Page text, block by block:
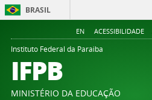
BRASIL
EN ACESSIBILIDADE
Instituto Federal da Paraiba
IFPB
MINISTÉRIO DA EDUCAÇÃO